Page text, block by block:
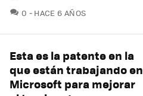
0 COMENTARIOS
HACE 6 AÑOS
Esta es la patente en la
que están trabajando en
Microsoft para mejorar